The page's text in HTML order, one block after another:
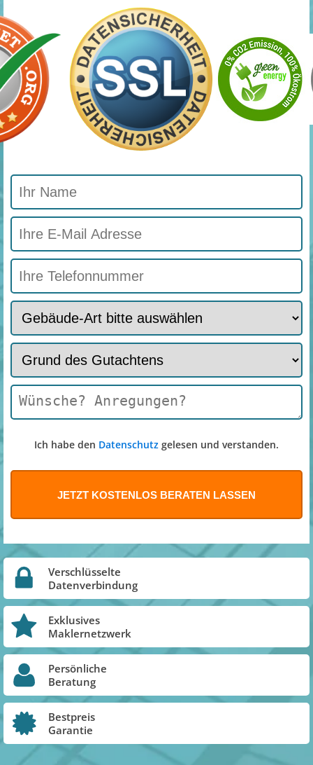
Ich habe den Datenschutz gelesen und verstanden.
Verschlüsselte
Datenverbindung
Exklusives
Maklernetzwerk
Persönliche
Beratung
Bestpreis
Garantie